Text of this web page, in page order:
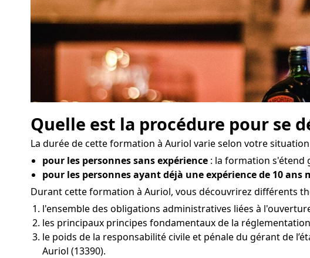
Quelle est la procédure pour se
La durée de cette formation à Auriol varie selon votre
pour les personnes sans expérience : la formation s'étend
pour les personnes ayant déjà une expérience de 10 ans
Durant cette formation à Auriol, vous découvrirez différents
l'ensemble des obligations administratives liées à
les principaux principes fondamentaux de la
le poids de la responsabilité civile et pénale du gérant de
Auriol (13390).